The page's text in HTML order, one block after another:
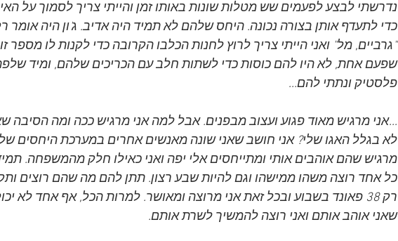
נדרשתי לבצע לפעמים שש מטלות שונות באותו זמן והייתי צריך לסמוך על
כדי לתעדף אותן בצורה נכונה. היחס שלהם לא תמיד היה אדיב. ג'ון היה אומר
"גרביים, מל" ואני הייתי צריך לרוץ לחנות הכלבו הקרובה כדי לקנות לו מספר
שפעם אחת, לא היו להם כוסות כדי לשתות חלב עם הכריכים שלהם, ומיד
פלסטיק ונתתי להם...
...אני מרגיש מאוד פגוע ועצוב מבפנים. אבל למה אני מרגיש ככה ומה הסיבה
לא בגלל האגו שלי? אני חושב שאני שונה מאנשים אחרים במערכת היחסים
מרגיש שהם אוהבים אותי ומתייחסים אלי יפה ואני כאילו חלק מהמשפחה.
כל אחד רוצה משהו ממישהו וגם להיות שבע רצון. תתן להם מה שהם רוצים
רק 38 פאונד בשבוע ובכל זאת אני מרוצה ומאושר. למרות הכל, אף אחד לא
שאני אוהב אותם ואני רוצה להמשיך לשרת אותם.